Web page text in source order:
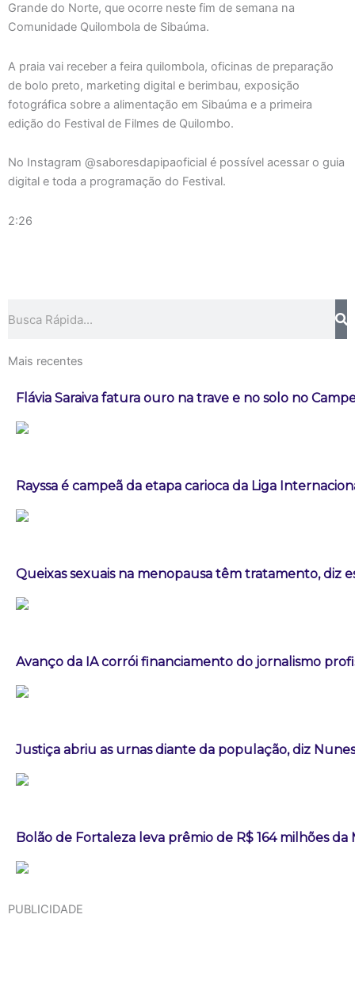
Grande do Norte, que ocorre neste fim de semana na
Comunidade Quilombola de Sibaúma.
A praia vai receber a feira quilombola, oficinas de preparação
de bolo preto, marketing digital e berimbau, exposição
fotográfica sobre a alimentação em Sibaúma e a primeira
edição do Festival de Filmes de Quilombo.
No Instagram @saboresdapipaoficial é possível acessar o guia
digital e toda a programação do Festival.
2:26
Mais recentes
Flávia Saraiva fatura ouro na trave e no solo no
Rayssa é campeã da etapa carioca da Liga
Queixas sexuais na menopausa têm tratamento, diz
Avanço da IA corrói financiamento do jornalismo
Justiça abriu as urnas diante da população, diz
Bolão de Fortaleza leva prêmio de R$ 164 milhões da
PUBLICIDADE